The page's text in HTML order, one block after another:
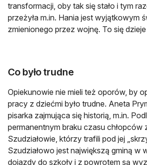
transformacji, oby tak się stało i tym
przeżyła m.in. Hania jest wyjątkowym
zmienionego przez wojnę. To się
Co było trudne
Opiekunowie nie mieli też oporów, by
pracy z dziećmi było trudne. Aneta
pisarka zajmująca się historią, m.in.
permanentnym braku czasu chłopców
Szudziałowie, którzy trafili pod jej
Szudziałowo jest największą gminą w
dojazdy do szkoły i z powrotem są